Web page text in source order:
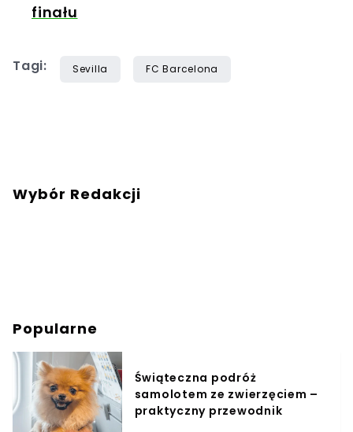
finału
Tagi: Sevilla FC Barcelona
Wybór Redakcji
Popularne
Świąteczna podróż
samolotem ze zwierzęciem –
praktyczny przewodnik